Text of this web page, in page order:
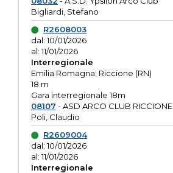
Bigliardi, Stefano
R2608003
dal: 10/01/2026
al: 11/01/2026
Interregionale
Emilia Romagna: Riccione (RN)
18 m
Gara interregionale 18m
08107 - ASD ARCO CLUB RICCIONE
Poli, Claudio
R2609004
dal: 10/01/2026
al: 11/01/2026
Interregionale